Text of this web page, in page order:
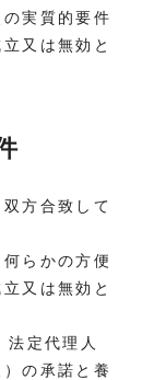
実質的要件
又は無効と
方合致して
らかの方便
又は無効と
定代理人
の承諾と養